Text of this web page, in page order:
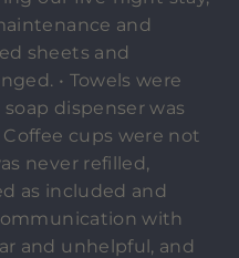
and
sheets and
• Towels were
soap dispenser was
cups were not
never refilled,
as included and
with
and unhelpful, and